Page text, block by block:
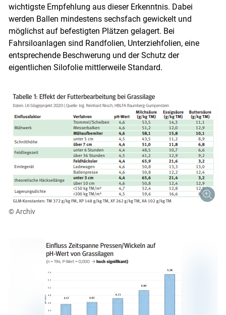
wichtigste Empfehlung aus dieser Erkenntnis. Dabei
werden Ballen mindestens sechsfach gewickelt und
möglichst auf befestigten Plätzen gelagert. Bei
Fahrsiloanlagen sind Randfolien, Unterziehfolien, eine
entsprechende Beschwerung und der Schutz der
eigentlichen Silofolie mittlerweile Standard.
© Archiv